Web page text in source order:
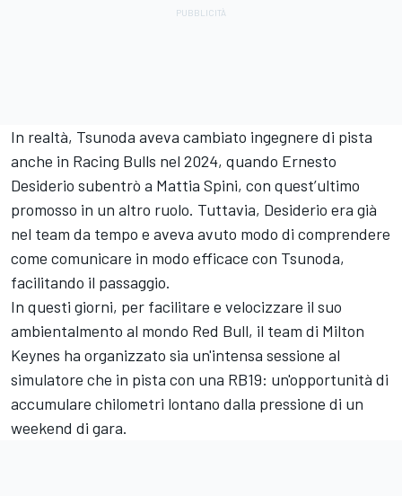
In realtà, Tsunoda aveva cambiato ingegnere di pista
anche in Racing Bulls nel 2024, quando Ernesto
Desiderio subentrò a Mattia Spini, con quest’ultimo
promosso in un altro ruolo. Tuttavia, Desiderio era già
nel team da tempo e aveva avuto modo di comprendere
come comunicare in modo efficace con Tsunoda,
facilitando il passaggio.
In questi giorni, per facilitare e velocizzare il suo
ambientalmento al mondo Red Bull, il team di Milton
Keynes ha organizzato sia un'intensa sessione al
simulatore che in pista con una RB19: un'opportunità di
accumulare chilometri lontano dalla pressione di un
weekend di gara.